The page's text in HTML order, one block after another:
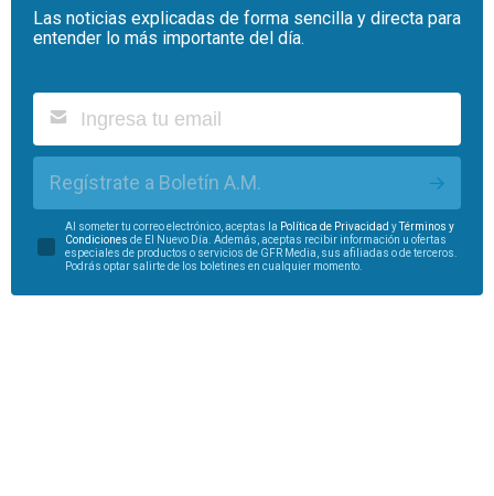
Las noticias explicadas de forma sencilla y directa para
entender lo más importante del día.
Regístrate a Boletín A.M.
Al someter tu correo electrónico, aceptas la Política de Privacidad yTérminos y
Condiciones de El Nuevo Día. Además, aceptas recibir información u ofertas
especiales de productos o servicios de GFR Media, sus afiliadas o de terceros.
Podrás optar salirte de los boletines en cualquier momento.